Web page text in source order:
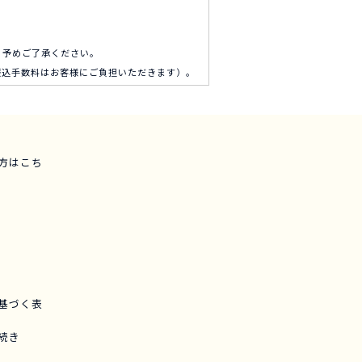
めご了承ください。
数料はお客様にご負担いただきます）。
は こち
づく 表
き